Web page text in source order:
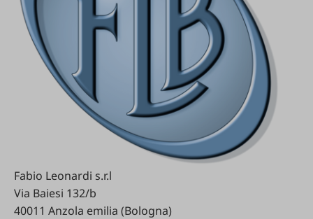
Fabio Leonardi s.r.l
Via Baiesi 132/b
40011 Anzola emilia (Bologna)